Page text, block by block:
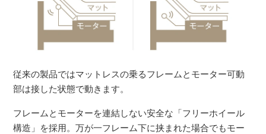
従来の製品ではマットレスの乗るフレームとモーター可動
部は接した状態で動きます。
フレームとモーターを連結しない安全な「フリーホイール
構造」を採用。万が一フレーム下に挟まれた場合でもモー